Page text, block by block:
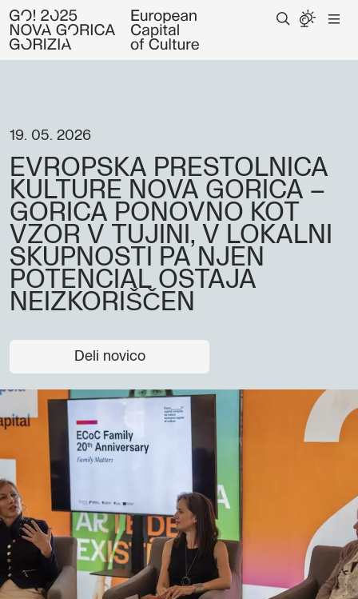
19. 05. 2026
EVROPSKA PRESTOLNICA
KULTURE NOVA GORICA –
GORICA PONOVNO KOT
VZOR V TUJINI, V LOKALNI
SKUPNOSTI PA NJEN
POTENCIAL OSTAJA
NEIZKORIŠČEN
Deli novico